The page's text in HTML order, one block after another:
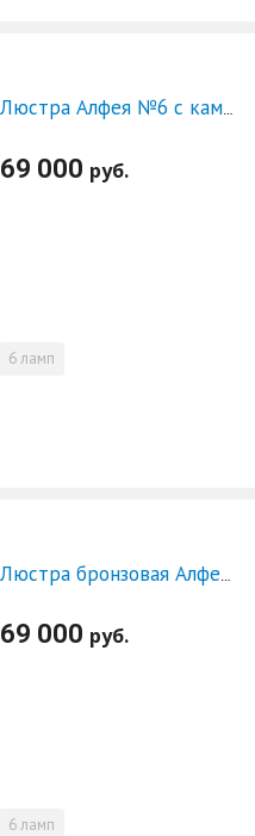
Люстра Алфея №6 с камнем журавлик
69 000 руб.
6 ламп
69 000 руб.
6 ламп